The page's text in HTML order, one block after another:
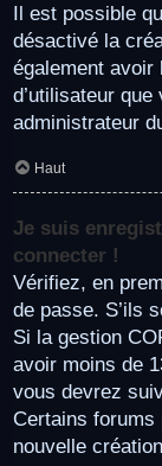
Il est possible
désactivé la
également avoir
d’utilisateur
administrateur
Haut
Je suis
connecter !
Vérifiez, en
de passe. S’ils
Si la gestion
avoir moins de
vous devrez
Certains forums
nouvelle